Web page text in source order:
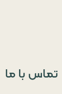
تماس با ما